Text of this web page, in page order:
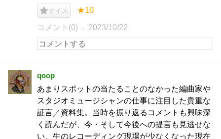
ナイス ★10
コメント(0) 2023/10/22
qoop
あまりスポットの当たることのなかった編曲家や
スタジオミュージシャンの仕事に注目した貴重な
証言／資料集。当時を振り返るコメントも興味深
く読んだが、今・そして今後への提言も見逃せな
い。生のレコーディング現場が少なくなった現在